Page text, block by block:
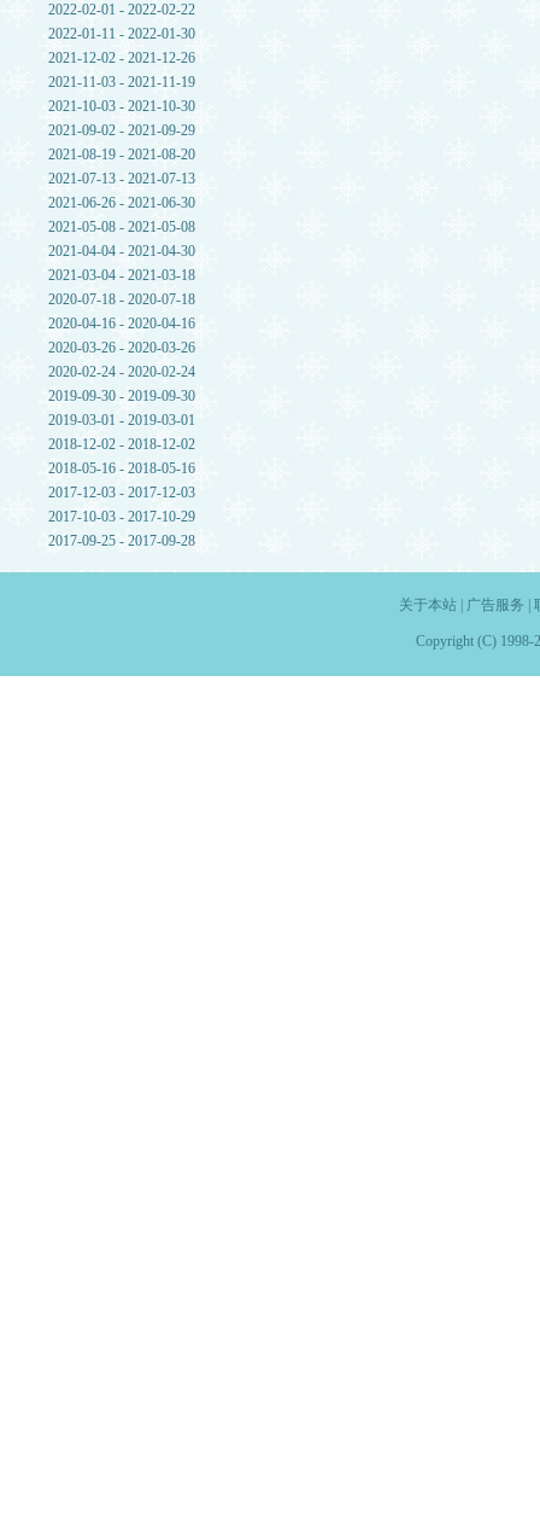
2022-02-01 - 2022-02-22
2022-01-11 - 2022-01-30
2021-12-02 - 2021-12-26
2021-11-03 - 2021-11-19
2021-10-03 - 2021-10-30
2021-09-02 - 2021-09-29
2021-08-19 - 2021-08-20
2021-07-13 - 2021-07-13
2021-06-26 - 2021-06-30
2021-05-08 - 2021-05-08
2021-04-04 - 2021-04-30
2021-03-04 - 2021-03-18
2020-07-18 - 2020-07-18
2020-04-16 - 2020-04-16
2020-03-26 - 2020-03-26
2020-02-24 - 2020-02-24
2019-09-30 - 2019-09-30
2019-03-01 - 2019-03-01
2018-12-02 - 2018-12-02
2018-05-16 - 2018-05-16
2017-12-03 - 2017-12-03
2017-10-03 - 2017-10-29
2017-09-25 - 2017-09-28
关于本站| 广告服务
Copyright (C) 1998-